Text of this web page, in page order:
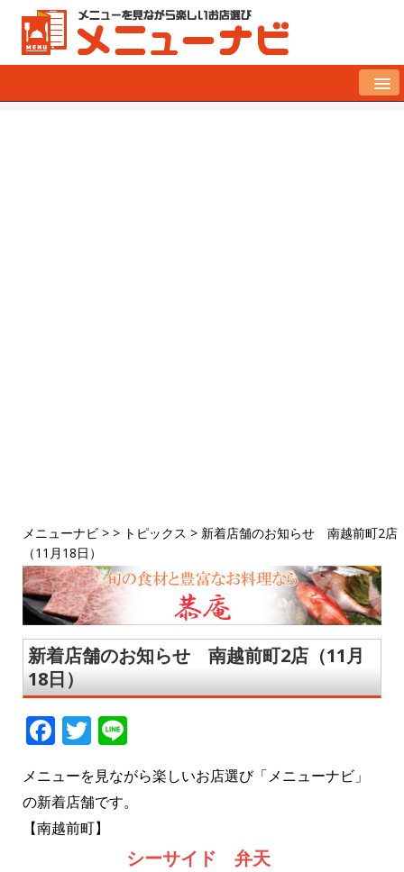
メニューナビ > > トピックス > 新着店舗のお知らせ 南越前町2店
（11月18日）
新着店舗のお知らせ 南越前町2店（11月
18日）
F
c
e
b
T
w
it
te
r
e
メニューを見ながら楽しいお店選び「メニューナビ」
の新着店舗です。
【南越前町】
シーサイド 弁天